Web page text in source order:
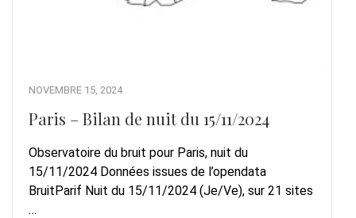
NOVEMBRE 15, 2024
Paris – Bilan de nuit du 15/11/2024
Observatoire du bruit pour Paris, nuit du
15/11/2024 Données issues de l’opendata
BruitParif Nuit du 15/11/2024 (Je/Ve), sur 21 sites
…